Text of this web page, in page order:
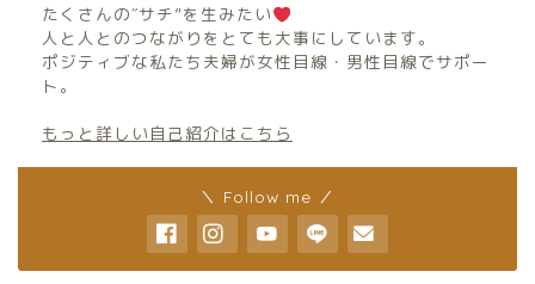
たくさんの″サチ”を生みたい
人と人とのつながりをとても大事にしています。
ポジティブな私たち夫婦が女性目線・男性目線でサポー
ト。
もっと詳しい自己紹介はこちら
＼ Follow me ／